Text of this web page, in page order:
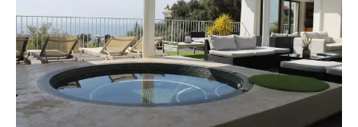
Estimation
Vendus